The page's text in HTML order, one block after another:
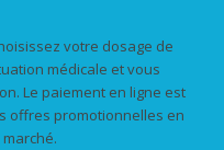
votre dosage de
médicale et vous
Le paiement en ligne est
offres promotionnelles en